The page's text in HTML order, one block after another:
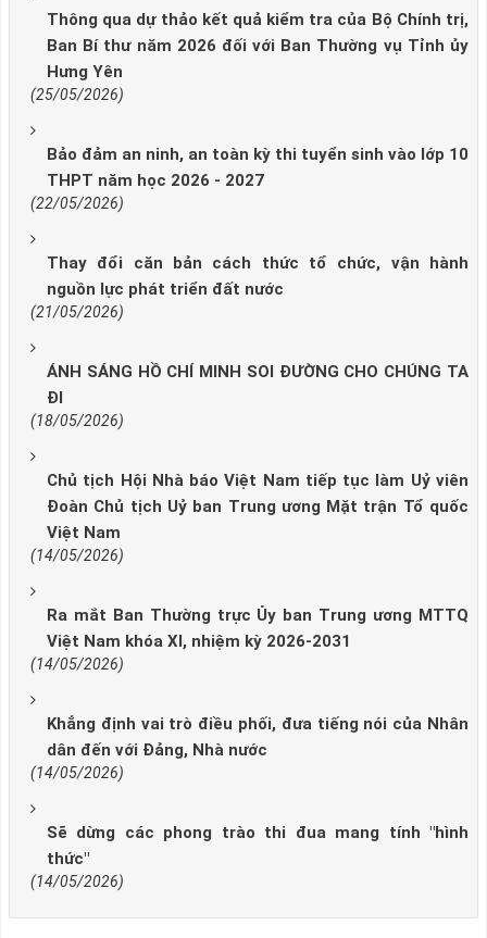
Thông qua dự thảo kết quả kiểm tra của Bộ Chính trị,
Ban Bí thư năm 2026 đối với Ban Thường vụ Tỉnh ủy
Hưng Yên
(25/05/2026)
Bảo đảm an ninh, an toàn kỳ thi tuyển sinh vào lớp 10
THPT năm học 2026 - 2027
(22/05/2026)
Thay đổi căn bản cách thức tổ chức, vận hành
nguồn lực phát triển đất nước
(21/05/2026)
ÁNH SÁNG HỒ CHÍ MINH SOI ĐƯỜNG CHO CHÚNG TA
ĐI
(18/05/2026)
Chủ tịch Hội Nhà báo Việt Nam tiếp tục làm Uỷ viên
Đoàn Chủ tịch Uỷ ban Trung ương Mặt trận Tổ quốc
Việt Nam
(14/05/2026)
Ra mắt Ban Thường trực Ủy ban Trung ương MTTQ
Việt Nam khóa XI, nhiệm kỳ 2026-2031
(14/05/2026)
Khẳng định vai trò điều phối, đưa tiếng nói của Nhân
dân đến với Đảng, Nhà nước
(14/05/2026)
Sẽ dừng các phong trào thi đua mang tính "hình
thức"
(14/05/2026)